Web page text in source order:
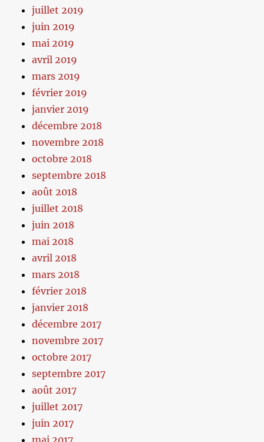
juillet 2019
juin 2019
mai 2019
avril 2019
mars 2019
février 2019
janvier 2019
décembre 2018
novembre 2018
octobre 2018
septembre 2018
août 2018
juillet 2018
juin 2018
mai 2018
avril 2018
mars 2018
février 2018
janvier 2018
décembre 2017
novembre 2017
octobre 2017
septembre 2017
août 2017
juillet 2017
juin 2017
mai 2017